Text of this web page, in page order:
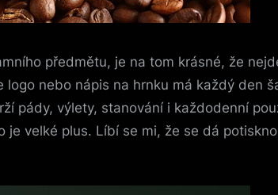
předmětu, je na tom krásné, že
logo nebo nápis na hrnku má každý den
pády, výlety, stanování i každodenní
je velké plus. Líbí se mi, že se dá